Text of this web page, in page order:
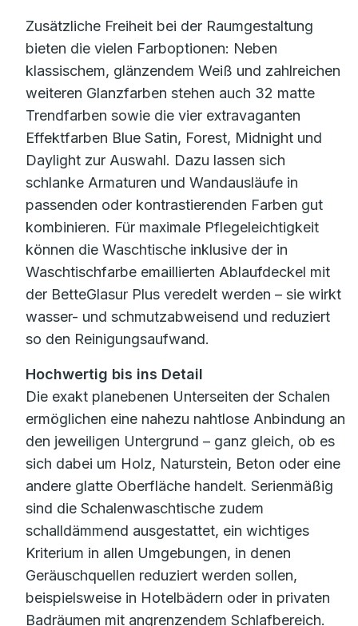
Zusätzliche Freiheit bei der Raumgestaltung
bieten die vielen Farboptionen: Neben
klassischem, glänzendem Weiß und zahlreichen
weiteren Glanzfarben stehen auch 32 matte
Trendfarben sowie die vier extravaganten
Effektfarben Blue Satin, Forest, Midnight und
Daylight zur Auswahl. Dazu lassen sich
schlanke Armaturen und Wandausläufe in
passenden oder kontrastierenden Farben gut
kombinieren. Für maximale Pflegeleichtigkeit
können die Waschtische inklusive der in
Waschtischfarbe emaillierten Ablaufdeckel mit
der BetteGlasur Plus veredelt werden – sie wirkt
wasser- und schmutzabweisend und reduziert
so den Reinigungsaufwand.
Hochwertig bis ins Detail
Die exakt planebenen Unterseiten der Schalen
ermöglichen eine nahezu nahtlose Anbindung an
den jeweiligen Untergrund – ganz gleich, ob es
sich dabei um Holz, Naturstein, Beton oder eine
andere glatte Oberfläche handelt. Serienmäßig
sind die Schalenwaschtische zudem
schalldämmend ausgestattet, ein wichtiges
Kriterium in allen Umgebungen, in denen
Geräuschquellen reduziert werden sollen,
beispielsweise in Hotelbädern oder in privaten
Badräumen mit angrenzendem Schlafbereich.